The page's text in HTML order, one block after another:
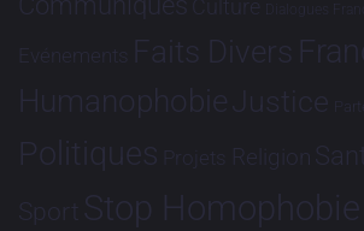
Culture Dialogues
Evénements Faits Divers
HumanophobieJustice
Politiques Projets Religion
Sport Stop Homophobie